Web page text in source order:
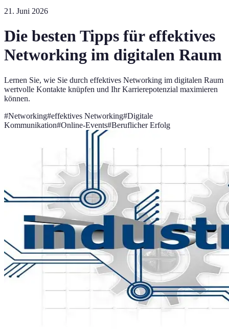
21. Juni 2026
Die besten Tipps für effektives
Networking im digitalen Raum
Lernen Sie, wie Sie durch effektives Networking im digitalen Raum
wertvolle Kontakte knüpfen und Ihr Karrierepotenzial maximieren
können.
#Networking#effektives Networking#Digitale
Kommunikation#Online-Events#Beruflicher Erfolg